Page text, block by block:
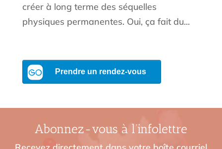
créer à long terme des séquelles
physiques permanentes. Oui, ça fait du...
Abonnez-vous à l’infolettre